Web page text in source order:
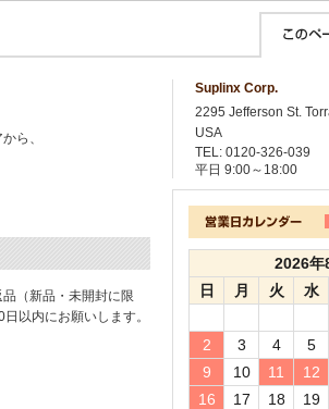
ら、
（新品・未開封に限
以内にお願いします。
Suplinx Corp.
2295 Jefferson St.
USA
TEL: 0120-326-039
平日 9:00～18:00
2026年
日
月 火 水
2
3 4 5
9
10 11 12
16
17 18 19